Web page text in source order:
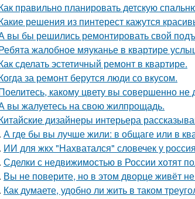
правильно планировать детскую
решения из пинтерест кажутся
вы бы решились ремонтировать свой
жалобное мяуканье в квартире
сделать эстетичный ремонт в квартире.
за ремонт берутся люди со вкусом.
какому цвету вы совершенно не
вы жалуетесь на свою жилпрощадь.
дизайнеры интерьера
А где бы вы лучше жили: в общаге или в
ИИ для жкх "Нахватался" словечек у
Сделки с недвижимостью в России хотят
Вы не поверите, но в этом дворце живёт
Как думаете, удобно ли жить в таком